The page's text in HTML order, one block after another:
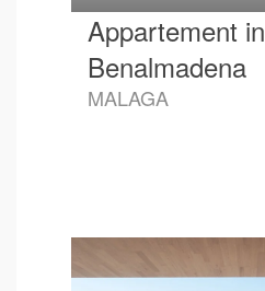
Appartement in
Benalmadena
MALAGA